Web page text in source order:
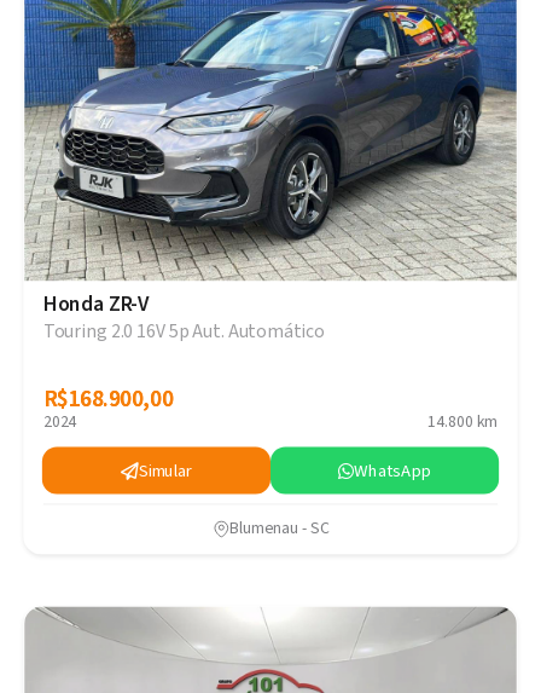
Honda ZR-V
Touring 2.0 16V 5p Aut. Automático
R$168.900,00
R$168.900,00
2024 14.800 km
Simular WhatsApp
Blumenau - SC